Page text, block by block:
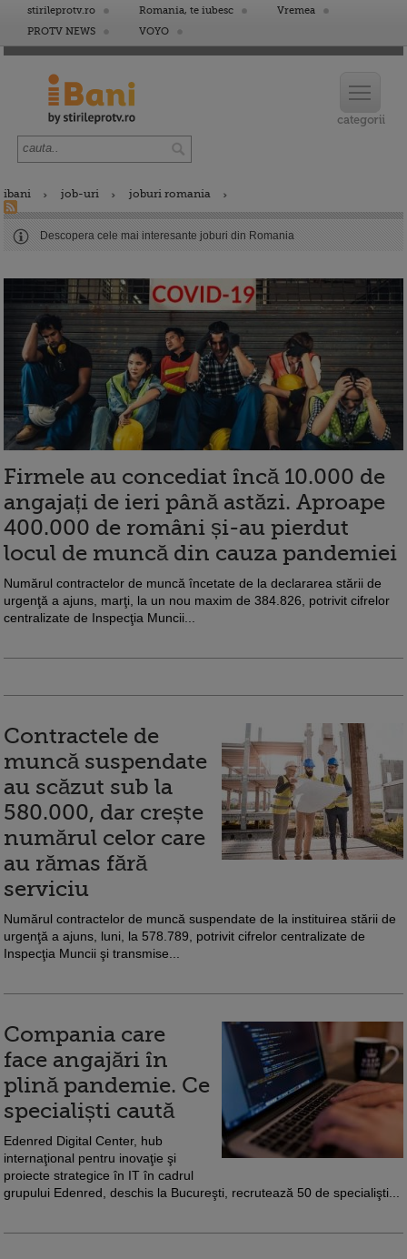
stirileprotv.ro Romania, te iubesc
Vremea
PROTV NEWS
VOYO
ibani job-uri joburi romania
Descopera cele mai interesante joburi din Romania
Firmele au concediat încă 10.000 de
angajați de ieri până astăzi. Aproape
400.000 de români și-au pierdut
locul de muncă din cauza pandemiei
Numărul contractelor de muncă încetate de la declararea stării de
urgenţă a ajuns, marţi, la un nou maxim de 384.826, potrivit cifrelor
centralizate de Inspecţia Muncii...
Contractele de
muncă suspendate
au scăzut sub la
580.000, dar crește
numărul celor care
au rămas fără
serviciu
Numărul contractelor de muncă suspendate de la instituirea stării de
urgenţă a ajuns, luni, la 578.789, potrivit cifrelor centralizate de
Inspecţia Muncii şi transmise...
Compania care
face angajări în
plină pandemie. Ce
specialiști caută
Edenred Digital Center, hub
internaţional pentru inovaţie şi
proiecte strategice în IT în cadrul
grupului Edenred, deschis la Bucureşti, recrutează 50 de specialişti...